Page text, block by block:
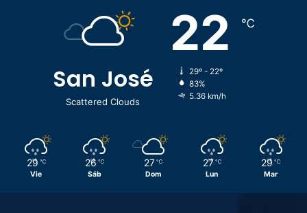
San José
Scattered Clouds
22 ℃
29º - 22º
83%
5.36 km/h
29 ℃
Vie
26 ℃
Sáb
27 ℃
Dom
27 ℃
Lun
29 ℃
Mar